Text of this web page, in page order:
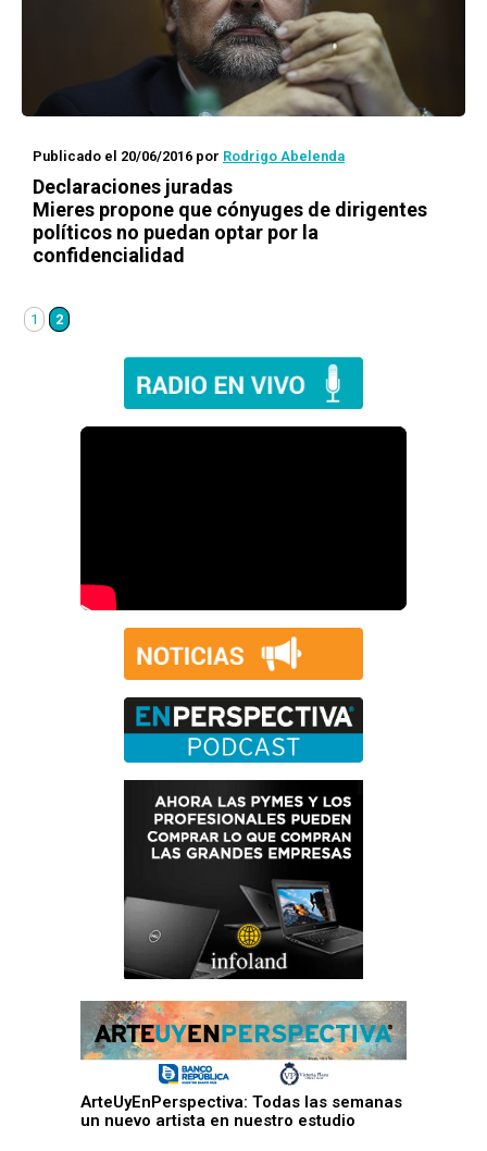
Publicado el 20/06/2016 por Rodrigo Abelenda
Declaraciones juradas
Mieres propone que cónyuges de dirigentes
políticos no puedan optar por la
confidencialidad
1 2
ArteUyEnPerspectiva: Todas las semanas
un nuevo artista en nuestro estudio